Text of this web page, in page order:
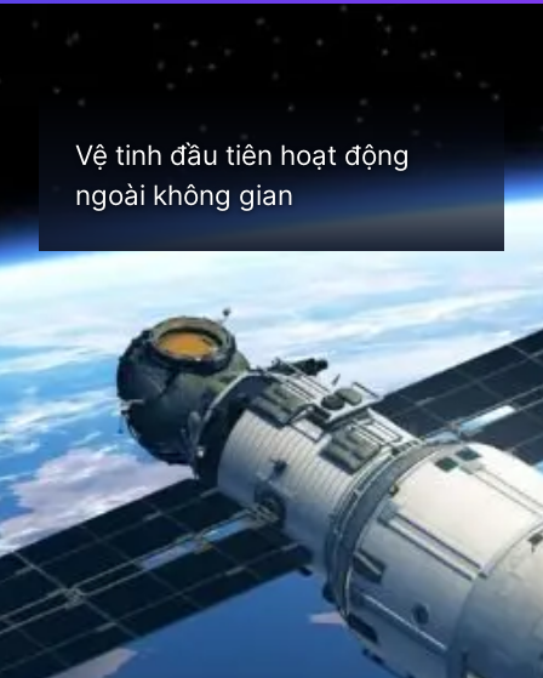
Đang mở
Vệ tinh đầu tiên hoạt động
ngoài không gian